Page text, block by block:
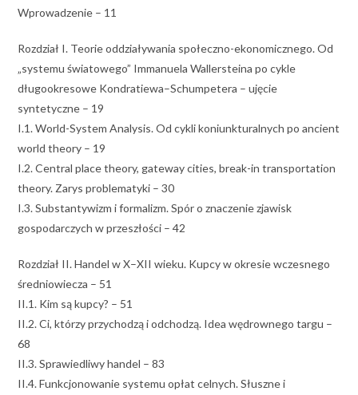
Wprowadzenie – 11
Rozdział I. Teorie oddziaływania społeczno-ekonomicznego. Od
„systemu światowego” Immanuela Wallersteina po cykle
długookresowe Kondratiewa–Schumpetera – ujęcie
syntetyczne – 19
I.1. World-System Analysis. Od cykli koniunkturalnych po ancient
world theory – 19
I.2. Central place theory, gateway cities, break-in transportation
theory. Zarys problematyki – 30
I.3. Substantywizm i formalizm. Spór o znaczenie zjawisk
gospodarczych w przeszłości – 42
Rozdział II. Handel w X–XII wieku. Kupcy w okresie wczesnego
średniowiecza – 51
II.1. Kim są kupcy? – 51
II.2. Ci, którzy przychodzą i odchodzą. Idea wędrownego targu –
68
II.3. Sprawiedliwy handel – 83
II.4. Funkcjonowanie systemu opłat celnych. Słuszne i